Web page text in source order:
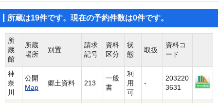
所蔵は19件です。現在の予約件数は0件です。
所
蔵
館
所蔵
場所
別置
請求
記号
資料
区分
状
態
取扱
資料コ
ード
神
奈
川
公開
Map
郷土資料 213
一般
書
利
用
可
-
203220
3631